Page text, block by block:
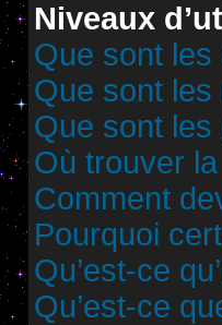
Niveaux
Que sont
Que sont
Que sont les
Où trouver
Comment
Pourquoi
Qu’est-ce
Qu’est-ce